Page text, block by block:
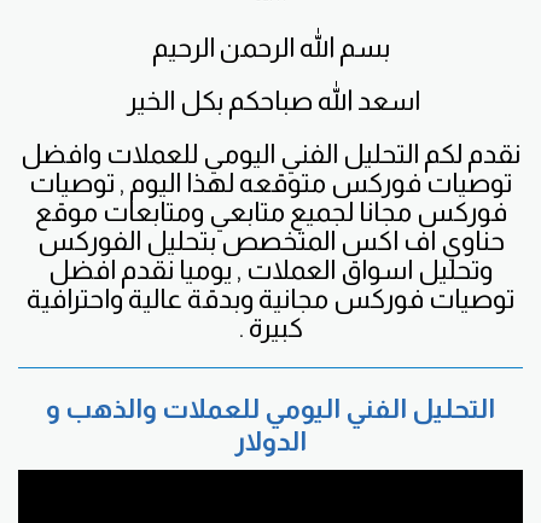
بسم الله الرحمن الرحيم
اسعد الله صباحكم بكل الخير
نقدم لكم التحليل الفني اليومي للعملات وافضل
توصيات فوركس متوقعه لهذا اليوم , توصيات
فوركس مجانا لجميع متابعي ومتابعات موقع
حناوي اف اكس المتخصص بتحليل الفوركس
وتحليل اسواق العملات , يوميا نقدم افضل
توصيات فوركس مجانية وبدقة عالية واحترافية
كبيرة .
التحليل الفني اليومي للعملات والذهب و
الدولار